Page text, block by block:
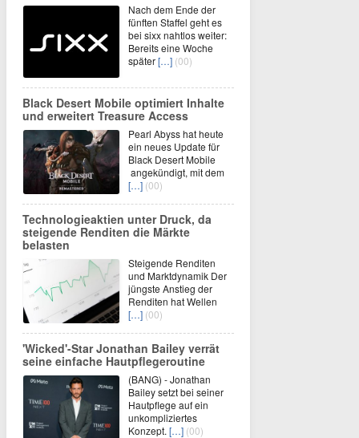
Nach dem Ende der
fünften Staffel geht es
bei sixx nahtlos weiter:
Bereits eine Woche
später[…] (00)
Black Desert Mobile optimiert Inhalte
und erweitert Treasure Access
Pearl Abyss hat heute
ein neues Update für
Black Desert Mobile
angekündigt, mit dem
[…] (00)
Technologieaktien unter Druck, da
steigende Renditen die Märkte
belasten
Steigende Renditen
und Marktdynamik Der
jüngste Anstieg der
Renditen hat Wellen
[…] (00)
'Wicked'-Star Jonathan Bailey verrät
seine einfache Hautpflegeroutine
(BANG) - Jonathan
Bailey setzt bei seiner
Hautpflege auf ein
unkompliziertes
Konzept. […] (00)